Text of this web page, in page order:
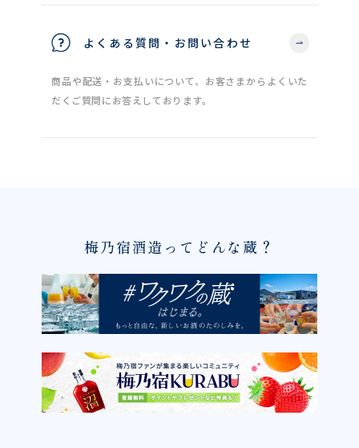
よくある質問・お問い合わせ
商品や配送・お支払いについて、お客さまからよくいた
だくご質問にお答えしております。
梅乃宿酒造ってどんな蔵？